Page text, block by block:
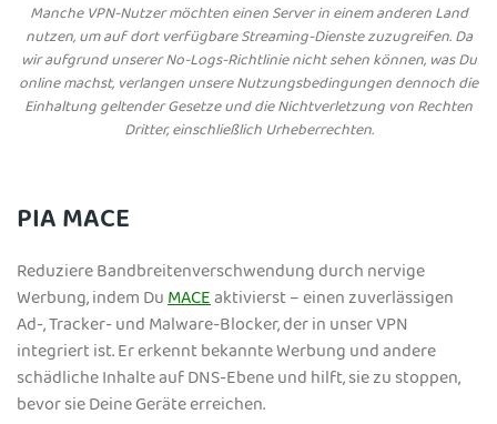
Manche VPN-Nutzer möchten einen Server in einem anderen Land
nutzen, um auf dort verfügbare Streaming-Dienste zuzugreifen. Da
wir aufgrund unserer No-Logs-Richtlinie nicht sehen können, was Du
online machst, verlangen unsere Nutzungsbedingungen dennoch die
Einhaltung geltender Gesetze und die Nichtverletzung von Rechten
Dritter, einschließlich Urheberrechten.
PIA MACE
Reduziere Bandbreitenverschwendung durch nervige
Werbung, indem DuMACEaktivierst – einen zuverlässigen
Ad-, Tracker- und Malware-Blocker, der in unser VPN
integriert ist. Er erkennt bekannte Werbung und andere
schädliche Inhalte auf DNS-Ebene und hilft, sie zu stoppen,
bevor sie Deine Geräte erreichen.